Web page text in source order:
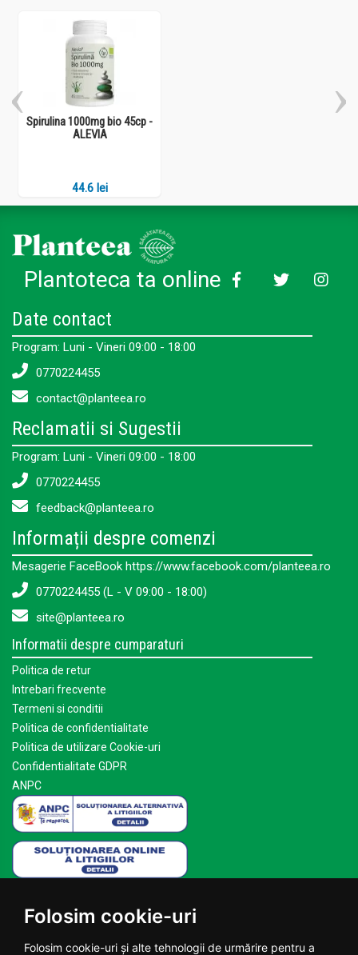
Folosim cookie-uri
Folosim cookie-uri și alte tehnologii de urmărire pentru a
Spirulina 1000mg bio 45cp -
ALEVIA
44.6 lei
Plantoteca ta online
Date contact
Program: Luni - Vineri 09:00 - 18:00
0770224455
contact@planteea.ro
Reclamatii si Sugestii
Program: Luni - Vineri 09:00 - 18:00
0770224455
feedback@planteea.ro
Informații despre comenzi
Mesagerie FaceBook https://www.facebook.com/planteea.ro
0770224455 (L - V 09:00 - 18:00)
site@planteea.ro
Informatii despre cumparaturi
Politica de retur
Intrebari frecvente
Termeni si conditii
Politica de confidentialitate
Politica de utilizare Cookie-uri
Confidentialitate GDPR
ANPC
Acasa
Despre noi